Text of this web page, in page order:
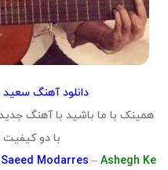
دانلود آهنگ
همینک با ما باشید با آهنگ
با دو کیفیت 320 و 128 MP3
Saeed Modarres – Ashegh Ke